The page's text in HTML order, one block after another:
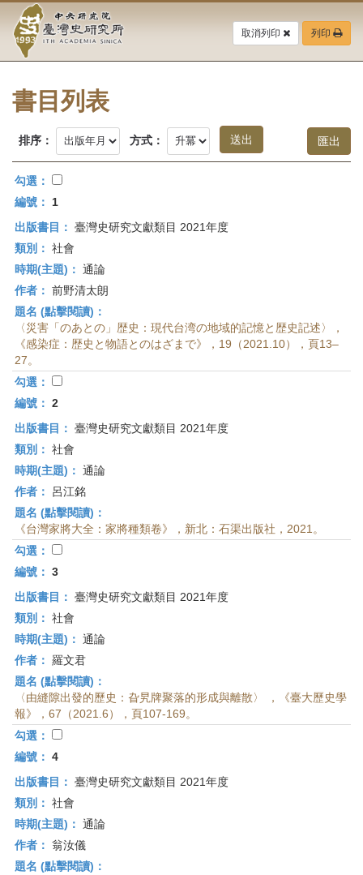
要
中
央
研
究
院-
臺
灣
史
研
究
所-
首
頁
取消列印 列印
書目列表
排序： 方式：
勾選：
編號：
1
出版書目： 臺灣史研究文獻類目 2021年度
類別： 社會
時期(主題)： 通論
作者： 前野清太朗
題名 (點擊閱讀)：
〈災害「のあとの」歴史：現代台湾の地域的記憶と歴史記述〉，
《感染症：歴史と物語とのはざまで》，19（2021.10），頁13–
27。
勾選：
編號： 2
出版書目： 臺灣史研究文獻類目 2021年度
類別： 社會
時期(主題)： 通論
作者：
呂江銘
題名 (點擊閱讀)：
《台灣家將大全：家將種類卷》，新北：石渠出版社，2021。
勾選：
編號： 3
出版書目： 臺灣史研究文獻類目 2021年度
類別： 社會
時期(主題)： 通論
作者： 羅文君
題名 (點擊閱讀)：
〈由縫隙出發的歷史：旮旯牌聚落的形成與離散〉 ，《臺大歷史學
報》，67（2021.6），頁107-169。
勾選：
編號： 4
出版書目： 臺灣史研究文獻類目 2021年度
類別： 社會
時期(主題)： 通論
作者： 翁汝儀
題名 (點擊閱讀)：